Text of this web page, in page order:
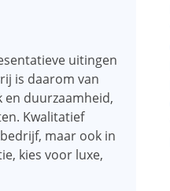
uitingen
is daarom van
en duurzaamheid,
Kwalitatief
maar ook in
kies voor luxe,